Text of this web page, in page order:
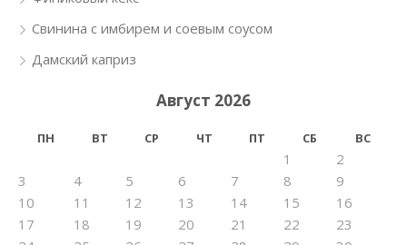
Свинина с имбирем и соевым соусом
Дамский каприз
Август 2026
ПН ВТ СР ЧТ ПТ СБ ВС
1
2
3
4 5 6 7 8
9
10
11 12 13 14 15
16
17
18 19 20 21 22
23